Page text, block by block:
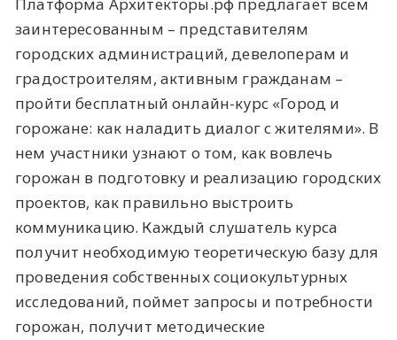
Платформа Архитекторы.рф предлагает всем
заинтересованным – представителям
городских администраций, девелоперам и
градостроителям, активным гражданам –
пройти бесплатный онлайн-курс «Город и
горожане: как наладить диалог с жителями». В
нем участники узнают о том, как вовлечь
горожан в подготовку и реализацию городских
проектов, как правильно выстроить
коммуникацию. Каждый слушатель курса
получит необходимую теоретическую базу для
проведения собственных социокультурных
исследований, поймет запросы и потребности
горожан, получит методические